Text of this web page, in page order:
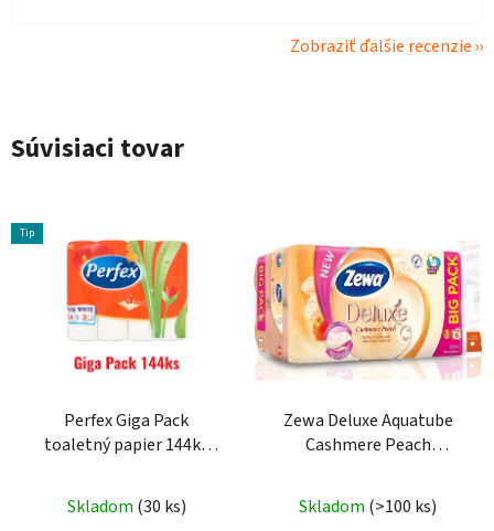
Zobraziť ďalšie recenzie
Súvisiaci tovar
Tip
Perfex Giga Pack
toaletný papier 144ks
hodnotenie
Skladom (30 ks)
Zewa Deluxe Aquatube
Cashmere Peach
Skladom (>100 ks)